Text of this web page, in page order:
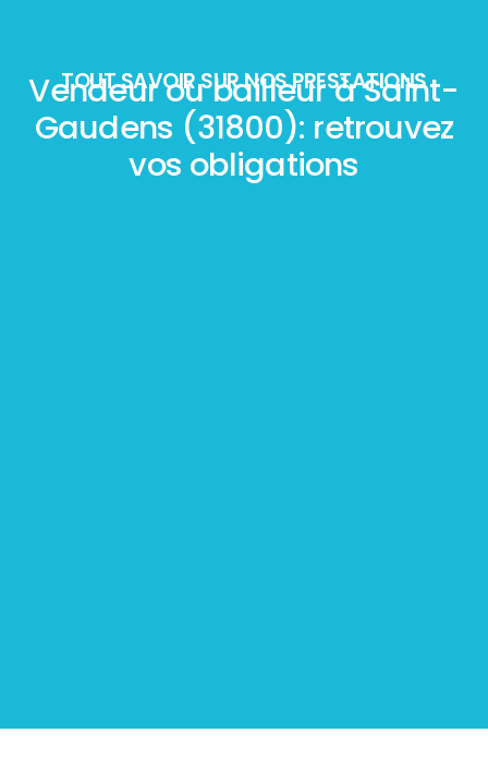
TOUT SAVOIR SUR NOS PRESTATIONS
Vendeur ou bailleur à Saint-
Gaudens (31800): retrouvez
vos obligations